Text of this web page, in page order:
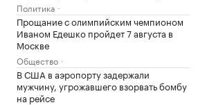
Политика
Прощание с олимпийским чемпионом
Иваном Едешко пройдет 7 августа в
Москве
Общество
В США в аэропорту задержали
мужчину, угрожавшего взорвать бомбу
на рейсе